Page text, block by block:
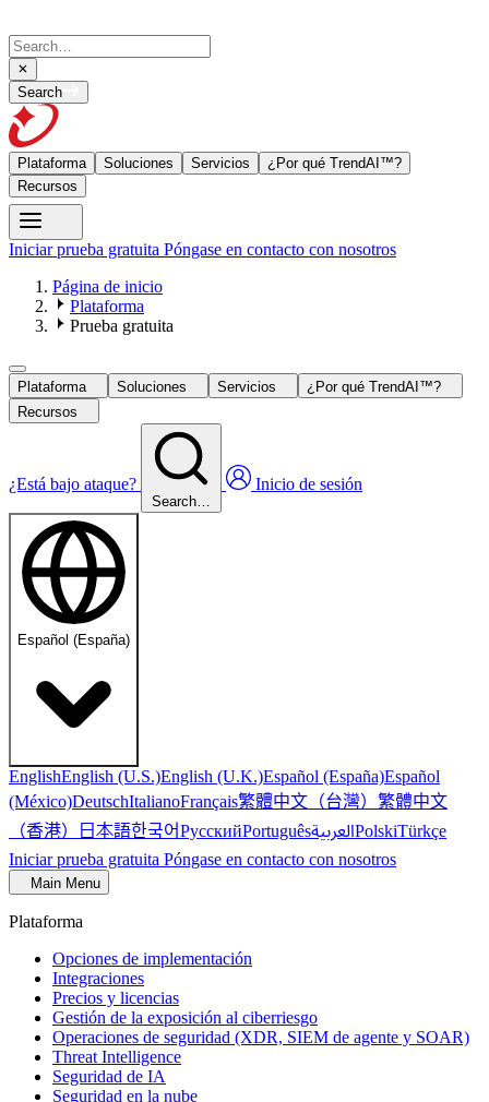
Search
Plataforma Soluciones Servicios
¿Por qué TrendAI™?
Recursos
Iniciar prueba gratuita Póngase en contacto con nosotros
Página de inicio
Plataforma
Prueba gratuita
Plataforma Soluciones Servicios
¿Por qué TrendAI™?
Recursos
¿Está bajo ataque?
Search…
Inicio de sesión
Español (España)
EnglishEnglish (U.S.)English (U.K.)Español (España)Español
(México)DeutschItalianoFrançais繁體中文（台灣） 繁體中文
（香港） 日本語한국어РусскийPortuguêsالعربيةPolskiTürkçe
Iniciar prueba gratuita Póngase en contacto con nosotros
Main Menu
Plataforma
Opciones de implementación
Integraciones
Precios y licencias
Gestión de la exposición al ciberriesgo
Operaciones de seguridad (XDR, SIEM de agente y SOAR)
Threat Intelligence
Seguridad de IA
Seguridad en la nube